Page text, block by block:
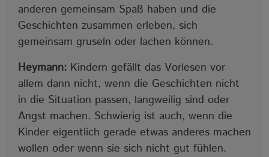
anderen gemeinsam Spaß haben und die
Geschichten zusammen erleben, sich
gemeinsam gruseln oder lachen können.
Heymann: Kindern gefällt das Vorlesen vor
allem dann nicht, wenn die Geschichten nicht
in die Situation passen, langweilig sind oder
Angst machen. Schwierig ist auch, wenn die
Kinder eigentlich gerade etwas anderes machen
wollen oder wenn sie sich nicht gut fühlen.